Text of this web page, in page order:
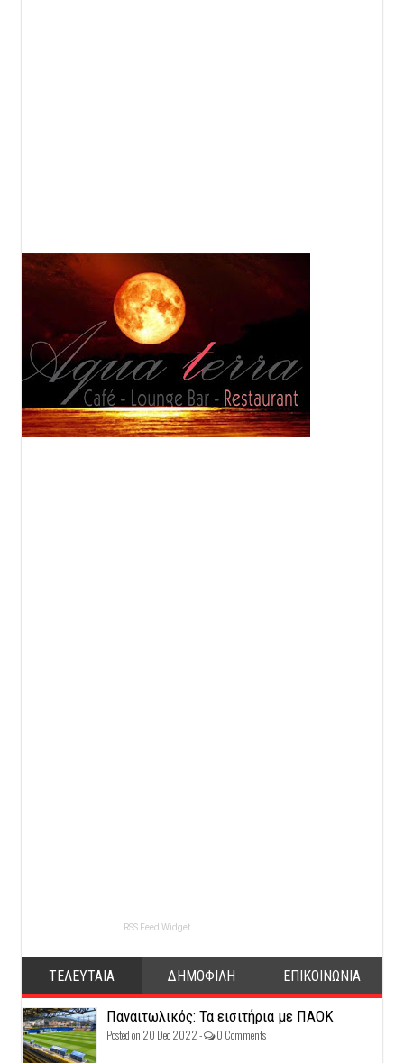
RSS Feed Widget
ΤΕΛΕΥΤΑΙΑ ΔΗΜΟΦΙΛΗ ΕΠΙΚΟΙΝΩΝΙΑ
Παναιτωλικός: Τα εισιτήρια με ΠΑΟΚ
Posted on 20 Dec 2022 - 0 Comments